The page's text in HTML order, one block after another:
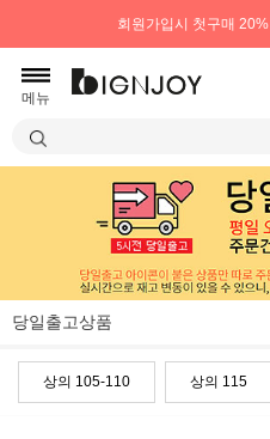
회원가입시 첫구매 20%
메뉴
당일출고상품
상의 105-110 상의 115